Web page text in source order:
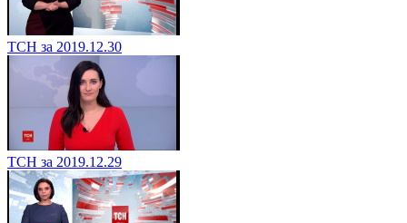
ТСН за 2019.12.30
ТСН за 2019.12.29